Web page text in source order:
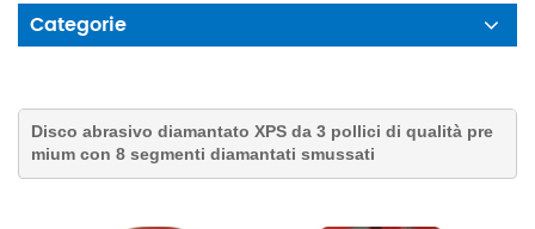
Categorie
Disco abrasivo diamantato XPS da 3 pollici di qualità pre
mium con 8 segmenti diamantati smussati